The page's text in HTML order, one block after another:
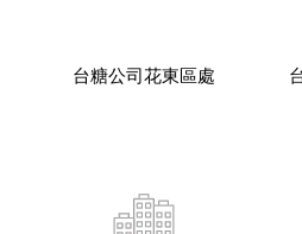
台糖公司花東區處